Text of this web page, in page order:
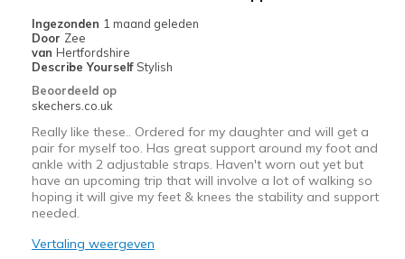
View On Shoes
Shoes are for Wearing
Ingezonden 1 maand geleden
Door Zee
van Hertfordshire
Describe Yourself Stylish
Beoordeeld op
skechers.co.uk
Really like these.. Ordered for my daughter and will get a
pair for myself too. Has great support around my foot and
ankle with 2 adjustable straps. Haven't worn out yet but
have an upcoming trip that will involve a lot of walking so
hoping it will give my feet & knees the stability and support
needed.
Vertaling weergeven